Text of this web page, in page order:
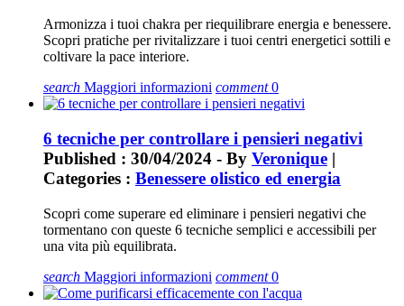
Armonizza i tuoi chakra per riequilibrare energia e benessere.
Scopri pratiche per rivitalizzare i tuoi centri energetici sottili e
coltivare la pace interiore.
search Maggiori informazioni comment0
6 tecniche per controllare i pensieri negativi
Published : 30/04/2024 - By Veronique |
Categories : Benessere olistico ed energia
Scopri come superare ed eliminare i pensieri negativi che
tormentano con queste 6 tecniche semplici e accessibili per
una vita più equilibrata.
search Maggiori informazioni comment0